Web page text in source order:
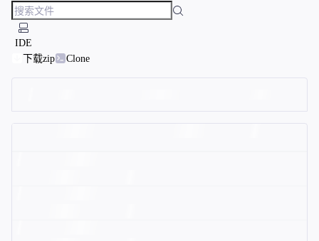
IDE
下载zip
Clone